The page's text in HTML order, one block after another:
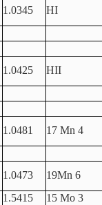
1.0345 HI
1.0425 HII
1.0481 17 Mn 4
1.0473 19Mn 6
1.5415 15 Mo 3